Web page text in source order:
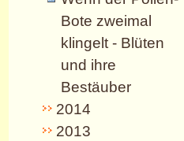
Bote zweimal
klingelt - Blüten
und ihre
Bestäuber
2014
2013